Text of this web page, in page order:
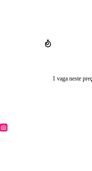
1 vaga neste